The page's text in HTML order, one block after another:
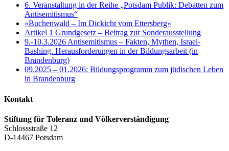
6. Veranstaltung in der Reihe „Potsdam Publik: Debatten zum
Antisemitismus“
»Buchenwald – Im Dickicht vom Ettersberg«
Artikel 1 Grundgesetz – Beitrag zur Sonderausstellung
9.-10.3.2026 Antisemitismus – Fakten, Mythen, Israel-
Bashing. Herausforderungen in der Bildungsarbeit (in
Brandenburg)
09.2025 – 01.2026: Bildungsprogramm zum jüdischen Leben
in Brandenburg
Kontakt
Stiftung für Toleranz und Völkerverständigung
Schlossstraße 12
D-14467 Potsdam